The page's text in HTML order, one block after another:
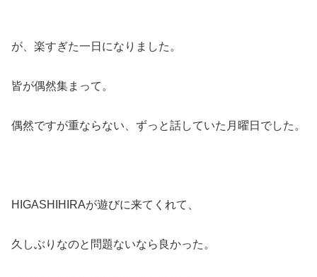
が、楽すぎた一日になりました。
皆が偶然集まって。
偶然ですが重ならない、ずっと話していた月曜日でした。
HIGASHIHIRAが遊びに来てくれて、
久しぶりなのと問題ないなら良かった。